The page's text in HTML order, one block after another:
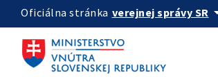
Preskocit na hlavný obsah
Oficiálna stránka verejnej správy SR